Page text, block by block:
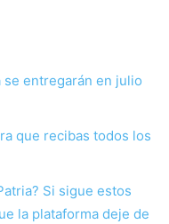
se entregarán en julio
que recibas todos los
Si sigue estos
la plataforma deje de